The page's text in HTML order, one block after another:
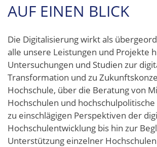
AUF EINEN BLICK
Die Digitalisierung wirkt als
alle unsere Leistungen und Projekte
Untersuchungen und Studien zur
Transformation und zu
Hochschule, über die Beratung von
Hochschulen und
zu einschlägigen Perspektiven der
Hochschulentwicklung bis hin zur
Unterstützung einzelner